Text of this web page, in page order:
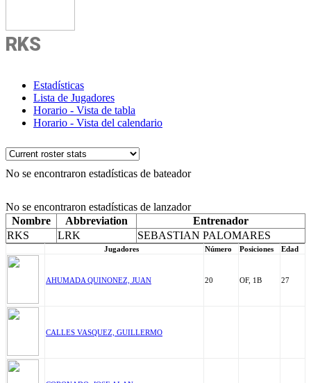
RKS
Estadísticas
Lista de Jugadores
Horario - Vista de tabla
Horario - Vista del calendario
No se encontraron estadísticas de bateador
No se encontraron estadísticas de lanzador
Nombre
Abbreviation
Entrenador
RKS
LRK SEBASTIAN PALOMARES
Jugadores Número Posiciones Edad
AHUMADA QUINONEZ, JUAN 20 OF, 1B 27
CALLES VASQUEZ, GUILLERMO